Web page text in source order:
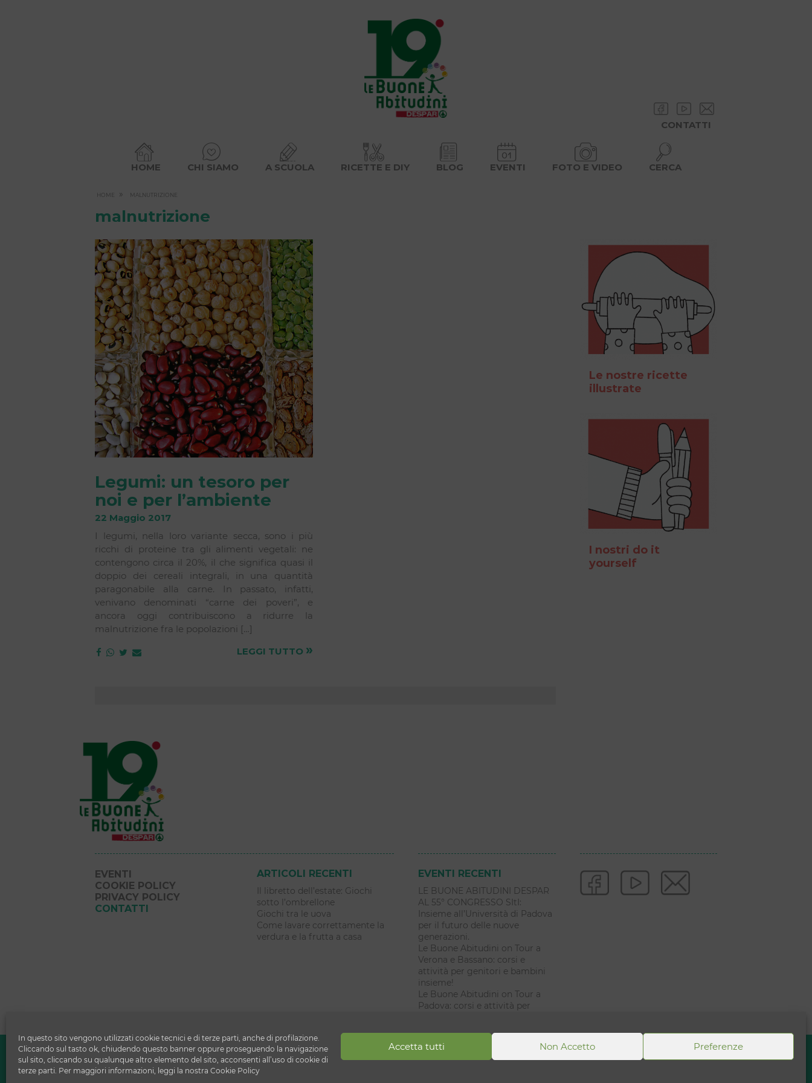
In questo sito vengono utilizzati cookie tecnici e di terze parti, anche di profilazione.
Cliccando sul tasto ok, chiudendo questo banner oppure proseguendo la navigazione
sul sito, cliccando su qualunque altro elemento del sito, acconsenti all’uso di cookie di
terze parti. Per maggiori informazioni, leggi la nostra Cookie Policy
Accetta tutti Non Accetto Preferenze
CONTATTI
HOME CHI SIAMO A SCUOLA RICETTE E DIY BLOG EVENTI FOTO E VIDEO CERCA
HOME » MALNUTRIZIONE
malnutrizione
Legumi: un tesoro per
noi e per l’ambiente
22 Maggio 2017
I legumi, nella loro variante secca, sono i più
ricchi di proteine tra gli alimenti vegetali: ne
contengono circa il 20%, il che significa quasi il
doppio dei cereali integrali, in una quantità
paragonabile alla carne. In passato, infatti,
venivano denominati “carne dei poveri”, e
ancora oggi contribuiscono a ridurre la
malnutrizione fra le popolazioni […]
LEGGI TUTTO »
Le nostre ricette
illustrate
I nostri do it
yourself
EVENTI
COOKIE POLICY
PRIVACY POLICY
CONTATTI
ARTICOLI RECENTI
Il libretto dell’estate: Giochi
sotto l’ombrellone
Giochi tra le uova
Come lavare correttamente la
verdura e la frutta a casa
EVENTI RECENTI
LE BUONE ABITUDINI DESPAR
AL 55° CONGRESSO SItI:
Insieme all’Università di Padova
per il futuro delle nuove
generazioni.
Le Buone Abitudini on Tour a
Verona e Bassano: corsi e
attività per genitori e bambini
insieme!
Le Buone Abitudini on Tour a
Padova: corsi e attività per
Copyright © 2026 Le Buone Abitudini
DESPAR ITALIA S.c. a r.l.